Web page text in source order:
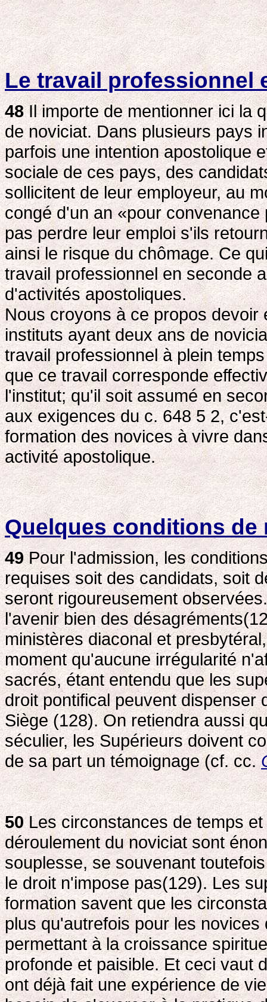
Le travail professionnel
48Il importe de mentionner ici la
de noviciat. Dans plusieurs pays
parfois une intention apostolique
sociale de ces pays, des
sollicitent de leur employeur, au
congé d'un an «pour
pas perdre leur emploi s'ils
ainsi le risque du chômage. Ce
travail professionnel en seconde
d'activités apostoliques.
Nous croyons à ce propos
instituts ayant deux ans de
travail professionnel à plein
que ce travail corresponde
l'institut; qu'il soit assumé en
aux exigences du c. 648 5 2,
formation des novices à vivre
activité apostolique.
Quelques conditions de
49Pour l'admission, les
requises soit des candidats, soit
seront rigoureusement
l'avenir bien des
ministères diaconal et
moment qu'aucune irrégularité
sacrés, étant entendu que les
droit pontifical peuvent dispenser
Siège (128). On retiendra aussi
séculier, les Supérieurs doivent
de sa part un témoignage (cf. cc.
50Les circonstances de temps
déroulement du noviciat sont
souplesse, se souvenant
le droit n'impose pas(129). Les
formation savent que les
plus qu'autrefois pour les
permettant à la croissance
profonde et paisible. Et ceci vaut
ont déjà fait une expérience de